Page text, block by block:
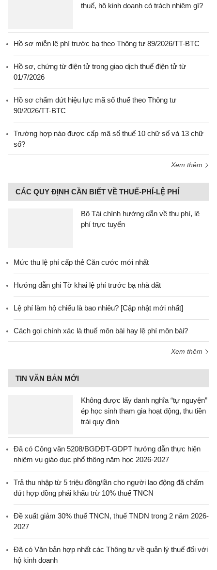
thuế, hộ kinh doanh có trách nhiệm gì?
Hồ sơ miễn lệ phí trước bạ theo Thông tư 89/2026/TT-BTC
Hồ sơ, chứng từ điện tử trong giao dịch thuế điện tử từ
01/7/2026
Hồ sơ chấm dứt hiệu lực mã số thuế theo Thông tư
90/2026/TT-BTC
Trường hợp nào được cấp mã số thuế 10 chữ số và 13 chữ
số?
Xem thêm
CÁC QUY ĐỊNH CẦN BIẾT VỀ THUẾ-PHÍ-LỆ PHÍ
Bộ Tài chính hướng dẫn về thu phí, lệ
phí trực tuyến
Mức thu lệ phí cấp thẻ Căn cước mới nhất
Hướng dẫn ghi Tờ khai lệ phí trước bạ nhà đất
Lệ phí làm hộ chiếu là bao nhiêu? [Cập nhật mới nhất]
Cách gọi chính xác là thuế môn bài hay lệ phí môn bài?
Xem thêm
TIN VĂN BẢN MỚI
Không được lấy danh nghĩa “tự nguyện”
ép học sinh tham gia hoạt động, thu tiền
trái quy định
Đã có Công văn 5208/BGDĐT-GDPT hướng dẫn thực hiện
nhiệm vụ giáo dục phổ thông năm học 2026-2027
Trả thu nhập từ 5 triệu đồng/lần cho người lao động đã chấm
dứt hợp đồng phải khấu trừ 10% thuế TNCN
Đề xuất giảm 30% thuế TNCN, thuế TNDN trong 2 năm 2026-
2027
Đã có Văn bản hợp nhất các Thông tư về quản lý thuế đối với
hộ kinh doanh